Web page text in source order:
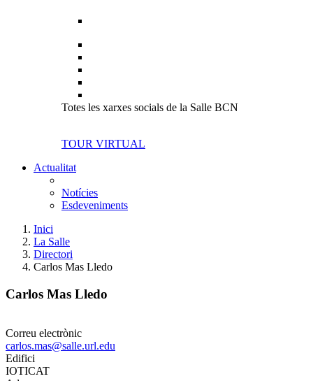
Totes les xarxes socials de la Salle BCN
TOUR VIRTUAL
Actualitat
Notícies
Esdeveniments
Inici
La Salle
Directori
Carlos Mas Lledo
Carlos Mas Lledo
Correu electrònic
carlos.mas@salle.url.edu
Edifici
IOTICAT